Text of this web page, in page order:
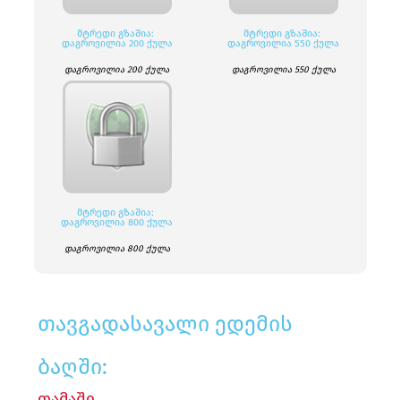
ᲛᲢᲠᲔᲓᲘ ᲒᲖᲐᲨᲘᲐ:
ᲓᲐᲒᲠᲝᲕᲘᲚᲘᲐ 200 ᲥᲣᲚᲐ
დაგროვილია 200 ქულა
ᲛᲢᲠᲔᲓᲘ ᲒᲖᲐᲨᲘᲐ:
ᲓᲐᲒᲠᲝᲕᲘᲚᲘᲐ 550 ᲥᲣᲚᲐ
დაგროვილია 550 ქულა
ᲛᲢᲠᲔᲓᲘ ᲒᲖᲐᲨᲘᲐ:
ᲓᲐᲒᲠᲝᲕᲘᲚᲘᲐ 800 ᲥᲣᲚᲐ
დაგროვილია 800 ქულა
თავგადასავალი ედემის
ბაღში: